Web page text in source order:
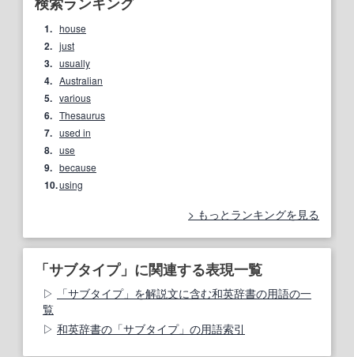
1. house
2. just
3. usually
4. Australian
5. various
6. Thesaurus
7. used in
8. use
9. because
10.using
もっとランキングを見る
「サブタイプ」に関連する表現一覧
「サブタイプ」を解説文に含む和英辞書の用語の一
覧
和英辞書の「サブタイプ」の用語索引